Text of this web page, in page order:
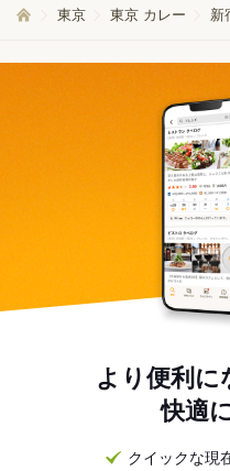
東京 東京 カレー 新
より便利
快適
クイックな現